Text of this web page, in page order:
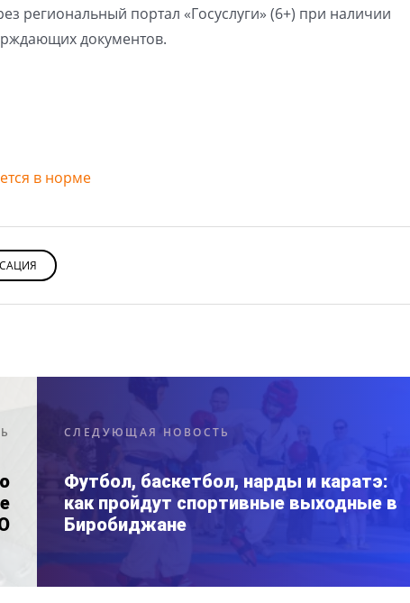
портал «Госуслуги» (6+) при наличии
документов.
в норме
СЛЕДУЮЩАЯ НОВОСТЬ
Футбол, баскетбол, нарды и каратэ:
как пройдут спортивные выходные в
Биробиджане